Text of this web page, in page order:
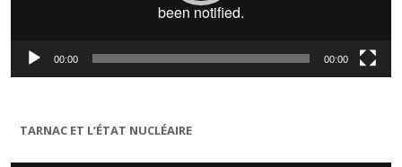
00:00 00:00
TARNAC ET L’ÉTAT NUCLÉAIRE